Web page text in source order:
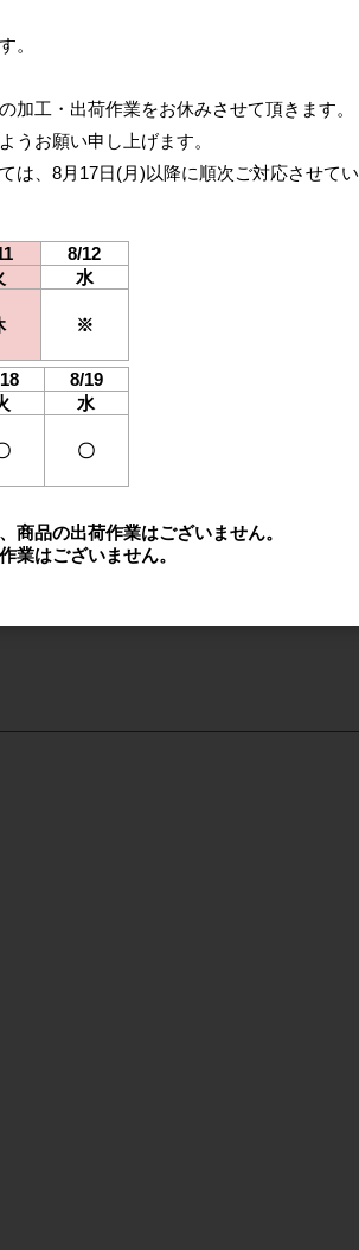
シート 一覧
品番
/ MHM-FWD50 / MHM-FWD
。
工・出荷作業をお休みさせて頂きます。
うお願い申し上げます。
は、 8月17日(月)以降に順次ご対応させてい
8/12
水
※
8/19
水
〇
品の出荷作業はございません。
業はございません。